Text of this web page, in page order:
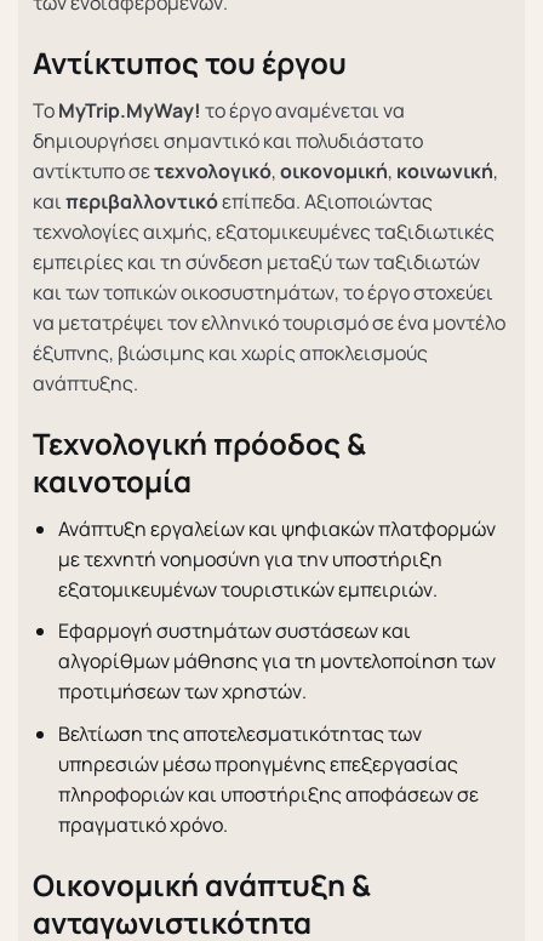
Αντίκτυπος του έργου
ΤοMyTrip.MyWay! το έργο αναμένεται να
δημιουργήσει σημαντικό και πολυδιάστατο
αντίκτυπο σετεχνολογικό,οικονομική, κοινωνική,
καιπεριβαλλοντικόεπίπεδα. Αξιοποιώντας
τεχνολογίες αιχμής, εξατομικευμένες ταξιδιωτικές
εμπειρίες και τη σύνδεση μεταξύ των ταξιδιωτών
και των τοπικών οικοσυστημάτων, το έργο στοχεύει
να μετατρέψει τον ελληνικό τουρισμό σε ένα μοντέλο
έξυπνης, βιώσιμης και χωρίς αποκλεισμούς
ανάπτυξης.
Τεχνολογική πρόοδος &
καινοτομία
Ανάπτυξη εργαλείων και ψηφιακών πλατφορμών
με τεχνητή νοημοσύνη για την υποστήριξη
εξατομικευμένων τουριστικών εμπειριών.
Εφαρμογή συστημάτων συστάσεων και
αλγορίθμων μάθησης για τη μοντελοποίηση των
προτιμήσεων των χρηστών.
Βελτίωση της αποτελεσματικότητας των
υπηρεσιών μέσω προηγμένης επεξεργασίας
πληροφοριών και υποστήριξης αποφάσεων σε
πραγματικό χρόνο.
Οικονομική ανάπτυξη &
ανταγωνιστικότητα